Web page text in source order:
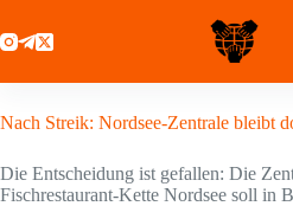
Inhalt
springen
Nach Streik: Nordsee-Zentrale bleibt
Die Entscheidung ist gefallen: Die
Fischrestaurant-Kette Nordsee soll in